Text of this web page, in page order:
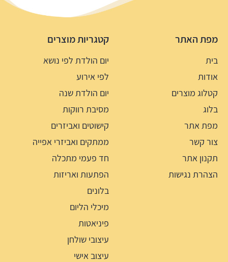
מפת האתר
בית
אודות
קטלוג מוצרים
בלוג
מפת אתר
צור קשר
תקנון אתר
הצהרת נגישות
קטגריות מוצרים
יום הולדת לפי נושא
לפי אירוע
יום הולדת שנה
מסיבת רווקות
קישוטים ואביזרים
ממתקים ואביזרי אפייה
חד פעמי מתכלה
הפתעות ואריזות
בלונים
מיכלי הליום
פיניאטות
עיצובי שולחן
עיצוב אישי